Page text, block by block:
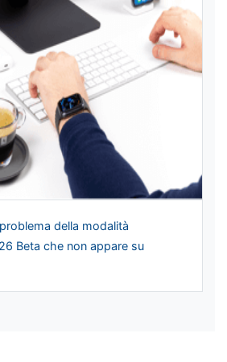
della modalità
Beta che non appare su